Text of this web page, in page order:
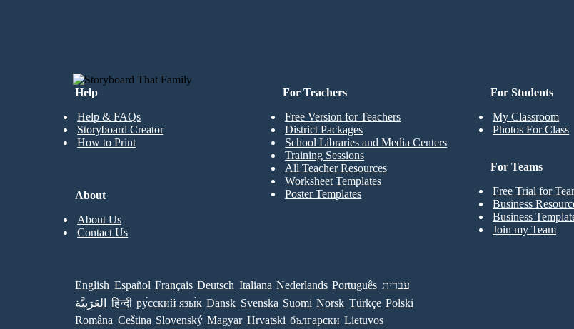
Help
Help & FAQs
Storyboard Creator
How to Print
For Students
My Classroom
Photos For Class
For Teachers
Free Version for Teachers
District Packages
School Libraries and Media Centers
Training Sessions
All Teacher Resources
Worksheet Templates
Poster Templates
For Teams
Free Trial for
Business
Business
Join my Team
About
About Us
Contact Us
English Español Français Deutsch Italiana Nederlands Português עברית
العَرَبِيَّة
हिन्दी ру́сский язы́к Dansk Svenska Suomi Norsk Türkçe Polski
Româna Ceština Slovenský Magyar Hrvatski български Lietuvos